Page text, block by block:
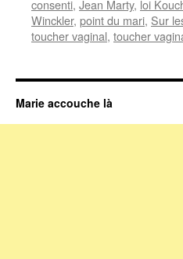
consenti, Jean Marty, loi
Winckler, point du mari, Sur
toucher vaginal, toucher
Marie accouche là